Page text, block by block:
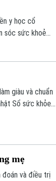
y học cổ
sóc sức khoẻ
giàu và chuẩn
Sổ sức khỏe
mẹ
đoán và điều trị